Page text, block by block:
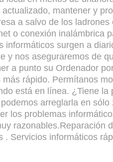
mantener y
a salvo de los
o conexión inalámbrica
informáticos surgen a
y nos aseguraremos de
a punto su Ordenador
rápido. Permítanos
está en línea. ¿Tiene la
arreglarla en
los problemas
razonables.Reparación
. Servicios informáticos